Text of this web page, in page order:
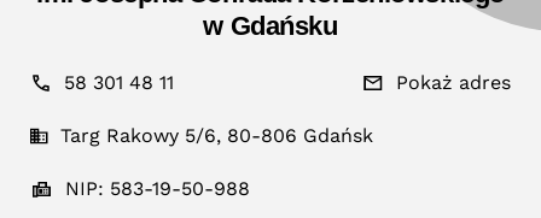
w Gdańsku
58 301 48 11 Pokaż adres
Targ Rakowy 5/6, 80-806 Gdańsk
NIP: 583-19-50-988